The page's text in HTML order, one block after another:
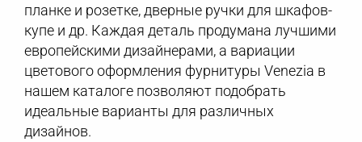
планке и розетке, дверные ручки для шкафов-
купе и др. Каждая деталь продумана лучшими
европейскими дизайнерами, а вариации
цветового оформления фурнитуры Venezia в
нашем каталоге позволяют подобрать
идеальные варианты для различных
дизайнов.